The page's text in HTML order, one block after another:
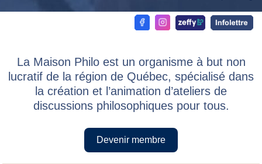
La Maison Philo est un organisme à but non
lucratif de la région de Québec, spécialisé dans
la création et l’animation d’ateliers de
discussions philosophiques pour tous.
Devenir membre